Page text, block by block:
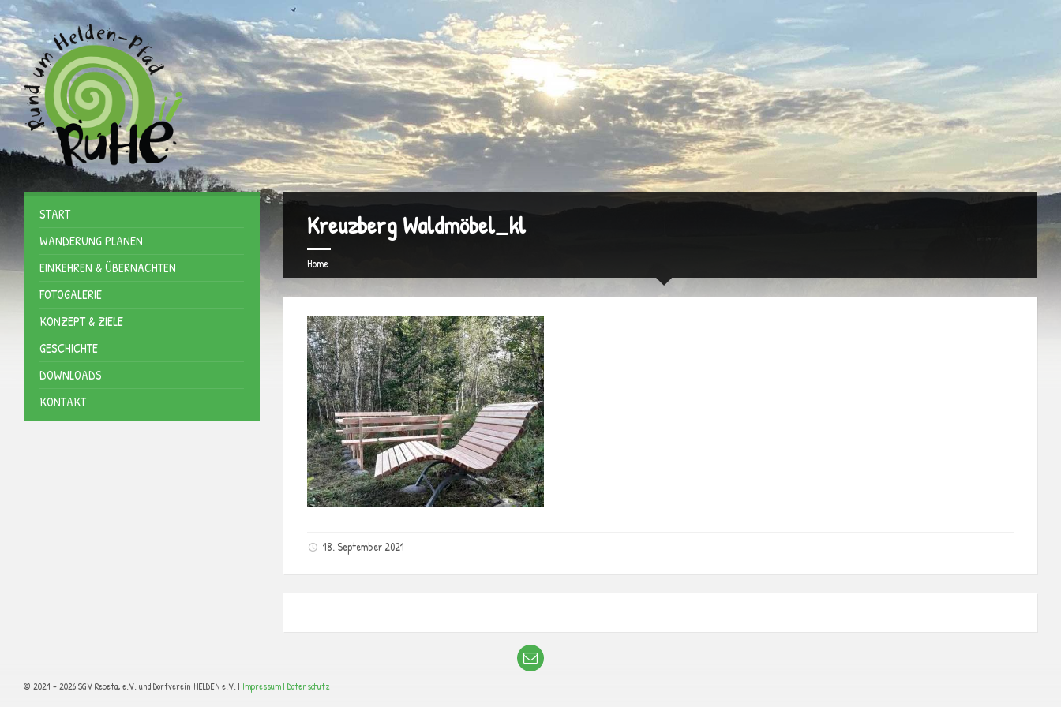
Kreuzberg Waldmöbel_kl
Home
18. September 2021
START
WANDERUNG PLANEN
EINKEHREN & ÜBERNACHTEN
FOTOGALERIE
KONZEPT & ZIELE
GESCHICHTE
DOWNLOADS
KONTAKT
© 2021 - 2026 SGV Repetal e.V. und Dorfverein HELDEN e.V. | Impressum | Datenschutz